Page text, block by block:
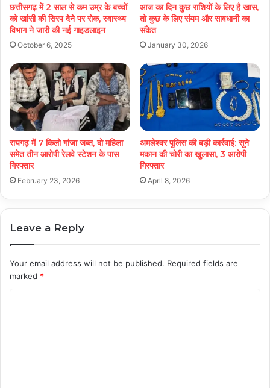
छत्तीसगढ़ में 2 साल से कम उम्र के बच्चों
को खांसी की सिरप देने पर रोक, स्वास्थ्य
विभाग ने जारी की नई गाइडलाइन
October 6, 2025
आज का दिन कुछ राशियों के लिए है खास,
तो कुछ के लिए संयम और सावधानी का
संकेत
January 30, 2026
रायगढ़ में 7 किलो गांजा जब्त, दो महिला
समेत तीन आरोपी रेलवे स्टेशन के पास
गिरफ्तार
February 23, 2026
अमलेश्वर पुलिस की बड़ी कार्रवाई: सूने
मकान की चोरी का खुलासा, 3 आरोपी
गिरफ्तार
April 8, 2026
Leave a Reply
Your email address will not be published. Required fields are
marked *